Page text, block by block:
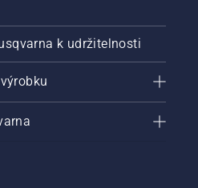
k udržitelnosti